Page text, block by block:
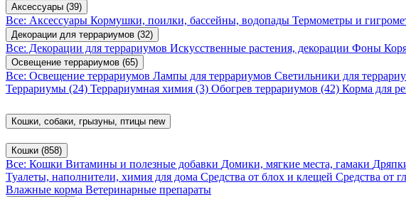
Аксессуары (39)
Все: Аксессуары Кормушки, поилки, бассейны, водопады Термометры и
Декорации для террариумов (32)
Все: Декорации для террариумов Искусственные растения, декорации Фоны
Освещение террариумов (65)
Все: Освещение террариумов Лампы для террариумов Светильники для
Террариумы (24) Террариумная химия (3) Обогрев террариумов (42) Корма для
Кошки, собаки, грызуны, птицы new
Кошки (858)
Все: Кошки Витамины и полезные добавки Домики, мягкие места, гамаки
Туалеты, наполнители, химия для дома Средства от блох и клещей Средства от
Влажные корма Ветеринарные препараты